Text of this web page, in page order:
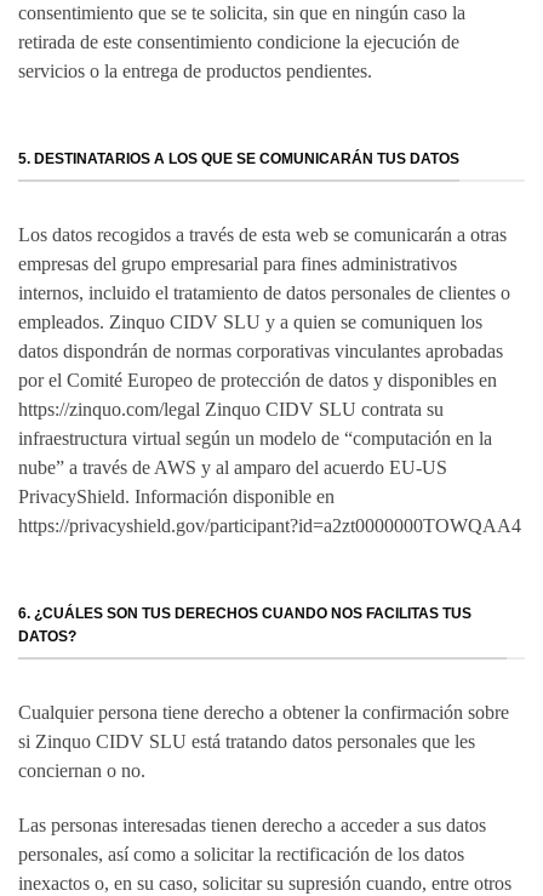
consentimiento que se te solicita, sin que en ningún caso la
retirada de este consentimiento condicione la ejecución de
servicios o la entrega de productos pendientes.
5. DESTINATARIOS A LOS QUE SE COMUNICARÁN TUS DATOS
Los datos recogidos a través de esta web se comunicarán a otras
empresas del grupo empresarial para fines administrativos
internos, incluido el tratamiento de datos personales de clientes o
empleados. Zinquo CIDV SLU y a quien se comuniquen los
datos dispondrán de normas corporativas vinculantes aprobadas
por el Comité Europeo de protección de datos y disponibles en
https://zinquo.com/legal Zinquo CIDV SLU contrata su
infraestructura virtual según un modelo de “computación en la
nube” a través de AWS y al amparo del acuerdo EU-US
PrivacyShield. Información disponible en
https://privacyshield.gov/participant?id=a2zt0000000TOWQAA4
6. ¿CUÁLES SON TUS DERECHOS CUANDO NOS FACILITAS TUS
DATOS?
Cualquier persona tiene derecho a obtener la confirmación sobre
si Zinquo CIDV SLU está tratando datos personales que les
conciernan o no.
Las personas interesadas tienen derecho a acceder a sus datos
personales, así como a solicitar la rectificación de los datos
inexactos o, en su caso, solicitar su supresión cuando, entre otros